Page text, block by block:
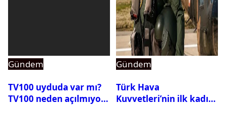
Gündem
TV100 uyduda var mı?
TV100 neden açılmıyor?
Gündem
Türk Hava
Kuvvetleri’nin ilk kadın